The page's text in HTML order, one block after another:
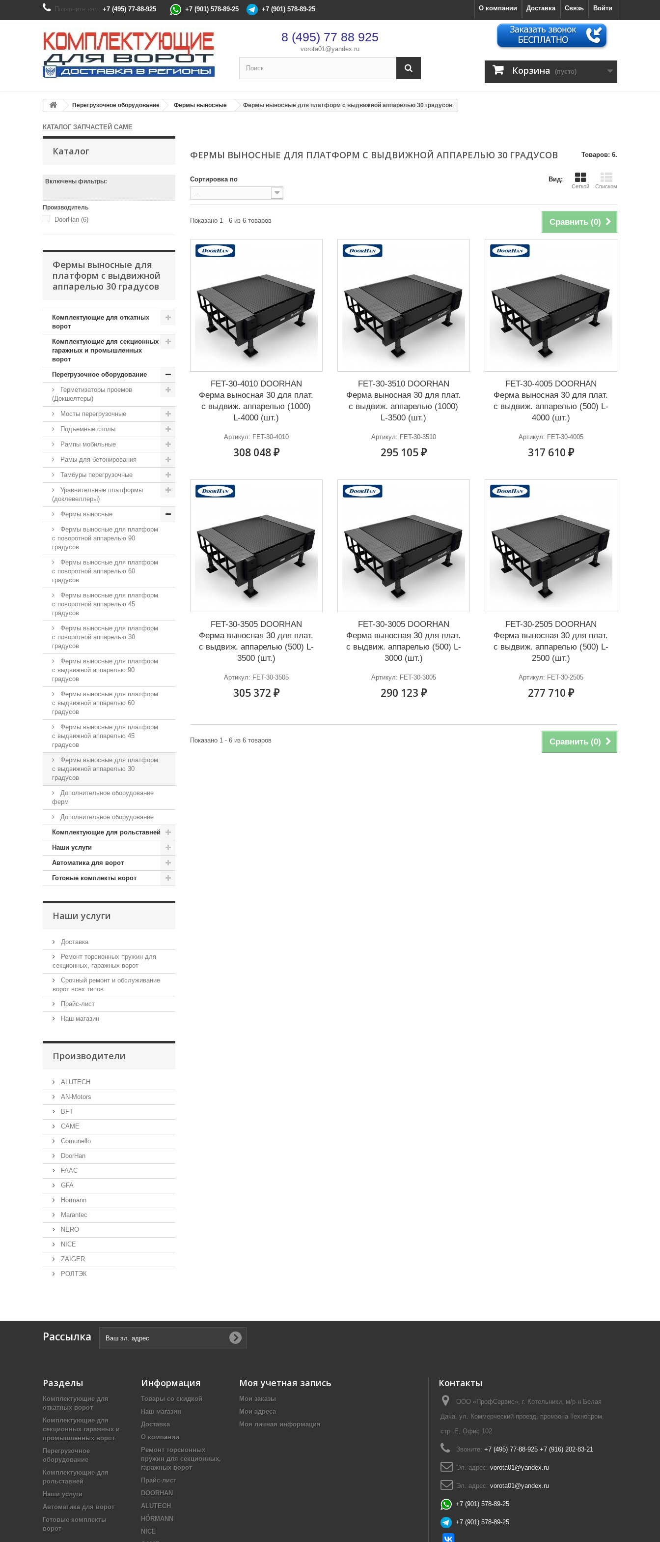
Позвоните нам: +7 (495) 77-88-925 +7 (901) 578-89-25 +7 (901) 578-89-25 Войти
Связь
Доставка
О компании
8 (495) 77 88 925
vorota01@yandex.ru
Корзина (пусто)
Перегрузочное оборудование Фермы выносные Фермы выносные для платформ с выдвижной аппарелью 30 градусов
КАТАЛОГ ЗАПЧАСТЕЙ CAME
Каталог
Включены фильтры:
Производитель
DoorHan (6)
Фермы выносные для
платформ с выдвижной
аппарелью 30 градусов
Комплектующие для откатных
ворот
Комплектующие для секционных
гаражных и промышленных
ворот
Перегрузочное оборудование
Герметизаторы проемов
(Докшелтеры)
Мосты перегрузочные
Подъемные столы
Рампы мобильные
Рамы для бетонирования
Тамбуры перегрузочные
Уравнительные платформы
(доклевеллеры)
Фермы выносные
Фермы выносные для платформ
с поворотной аппарелью 90
градусов
Фермы выносные для платформ
с поворотной аппарелью 60
градусов
Фермы выносные для платформ
с поворотной аппарелью 45
градусов
Фермы выносные для платформ
с поворотной аппарелью 30
градусов
Фермы выносные для платформ
с выдвижной аппарелью 90
градусов
Фермы выносные для платформ
с выдвижной аппарелью 60
градусов
Фермы выносные для платформ
с выдвижной аппарелью 45
градусов
Фермы выносные для платформ
с выдвижной аппарелью 30
градусов
Дополнительное оборудование
ферм
Дополнительное оборудование
Комплектующие для рольставней
Наши услуги
Автоматика для ворот
Готовые комплекты ворот
Наши услуги
Доставка
Ремонт торсионных пружин для
секционных, гаражных ворот
Срочный ремонт и обслуживание
ворот всех типов
Прайс-лист
Наш магазин
Производители
ALUTECH
AN-Motors
BFT
CAME
Comunello
DoorHan
FAAC
GFA
Hormann
Marantec
NERO
NICE
ZAIGER
РОЛТЭК
ФЕРМЫ ВЫНОСНЫЕ ДЛЯ ПЛАТФОРМ С ВЫДВИЖНОЙ АППАРЕЛЬЮ 30 ГРАДУСОВ Товаров: 6.
Вид:
Сеткой Списком
Сортировка по
--
Сравнить (0)
Показано 1 - 6 из 6 товаров
FET-30-4010 DOORHAN
Ферма выносная 30 для плат.
с выдвиж. аппарелью (1000)
L-4000 (шт.)
Артикул: FET-30-4010
308 048 ₽
FET-30-3510 DOORHAN
Ферма выносная 30 для плат.
с выдвиж. аппарелью (1000)
L-3500 (шт.)
Артикул: FET-30-3510
295 105 ₽
FET-30-4005 DOORHAN
Ферма выносная 30 для плат.
с выдвиж. аппарелью (500) L-
4000 (шт.)
Артикул: FET-30-4005
317 610 ₽
FET-30-3505 DOORHAN
Ферма выносная 30 для плат.
с выдвиж. аппарелью (500) L-
3500 (шт.)
Артикул: FET-30-3505
305 372 ₽
FET-30-3005 DOORHAN
Ферма выносная 30 для плат.
с выдвиж. аппарелью (500) L-
3000 (шт.)
Артикул: FET-30-3005
290 123 ₽
FET-30-2505 DOORHAN
Ферма выносная 30 для плат.
с выдвиж. аппарелью (500) L-
2500 (шт.)
Артикул: FET-30-2505
277 710 ₽
Сравнить (0)
Показано 1 - 6 из 6 товаров
Рассылка
Разделы
Комплектующие для
откатных ворот
Комплектующие для
секционных гаражных и
промышленных ворот
Перегрузочное
оборудование
Комплектующие для
рольставней
Наши услуги
Автоматика для ворот
Готовые комплекты
ворот
Информация
Товары со скидкой
Наш магазин
Доставка
О компании
Ремонт торсионных
пружин для секционных,
гаражных ворот
Прайс-лист
DOORHAN
ALUTECH
HÖRMANN
NICE
Моя учетная запись
Мои заказы
Мои адреса
Моя личная информация
Контакты
ООО «ПрофСервис», г. Котельники, м/р-н Белая
Дача, ул. Коммерческий проезд, промзона Технопром,
стр. Е, Офис 102
Звоните: +7 (495) 77-88-925 +7 (916) 202-83-21
Эл. адрес: vorota01@yandex.ru
Эл. адрес: vorota01@yandex.ru
+7 (901) 578-89-25
+7 (901) 578-89-25
После оформления заказа с вами свяжется менеджер
Телефон*
Способ доставки
Самовывоз
Время доставки: стоимость доставки по тарифам СДЭК
оплачивается при получении
Адрес если нужен
Способ оплаты*
Наличными или банковской картой (в офисе компании при получении)
Отправить